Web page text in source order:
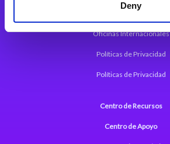
Deny
Acerca de Magic
Oficinas Internacionales
Políticas de Privacidad
Políticas de Privacidad
Centro de Recursos
Centro de Apoyo